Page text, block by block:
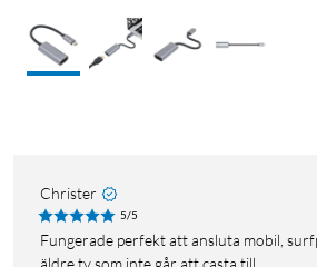
Christer
5/5
Fungerade perfekt att ansluta mobil, surfplatta och dator till en